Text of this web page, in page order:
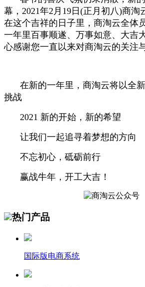
幕，2021年2月19日(正月初八)商淘
在这个吉祥的日子里，商淘云全体
一年里百事顺遂、万事如意、大吉
心感谢您一直以来对商淘云的关注
在新的一年里，商淘云将以全
挑战
2021 新的开始，新的希望
让我们一起追寻着梦想的方向
不忘初心，砥砺前行
赢战牛年，开工大吉！
热门产品
国际版电商系统